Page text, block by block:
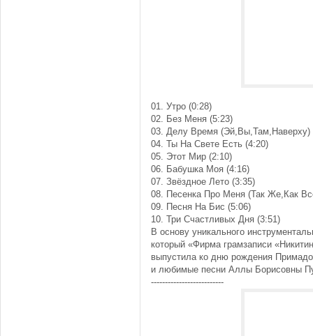
01. Утро (0:28)
02. Без Меня (5:23)
03. Делу Время (Эй,Вы,Там,Наверху)
04. Ты На Свете Есть (4:20)
05. Этот Мир (2:10)
06. Бабушка Моя (4:16)
07. Звёздное Лето (3:35)
08. Песенка Про Меня (Так Же,Как
09. Песня На Бис (5:06)
10. Три Счастливых Дня (3:51)
В основу уникального
который «Фирма грамзаписи
выпустила ко дню рождения
и любимые песни Аллы Борисовны
--------------------------